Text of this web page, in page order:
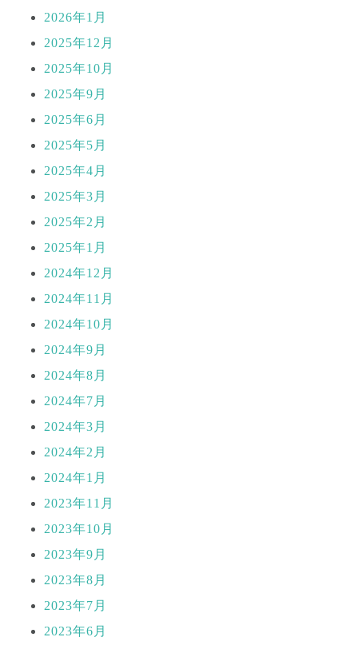
2026年1月
2025年12月
2025年10月
2025年9月
2025年6月
2025年5月
2025年4月
2025年3月
2025年2月
2025年1月
2024年12月
2024年11月
2024年10月
2024年9月
2024年8月
2024年7月
2024年3月
2024年2月
2024年1月
2023年11月
2023年10月
2023年9月
2023年8月
2023年7月
2023年6月